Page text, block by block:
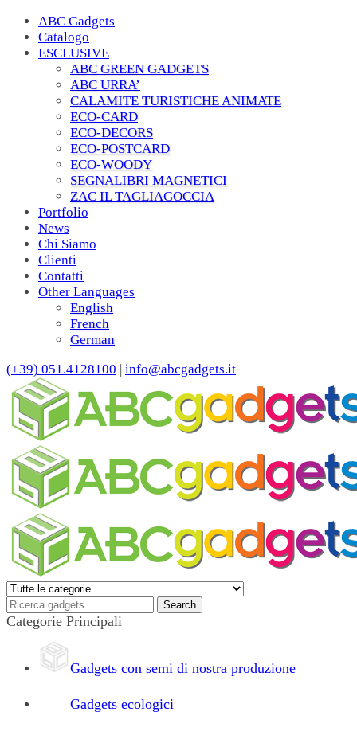
ABC Gadgets
Catalogo
ESCLUSIVE
ABC GREEN GADGETS
ABC URRA’
CALAMITE TURISTICHE ANIMATE
ECO-CARD
ECO-DECORS
ECO-POSTCARD
ECO-WOODY
SEGNALIBRI MAGNETICI
ZAC IL TAGLIAGOCCIA
Portfolio
News
Chi Siamo
Clienti
Contatti
Other Languages
English
French
German
(+39) 051.4128100 | info@abcgadgets.it
Categorie Principali
Gadgets con semi di nostra produzione
Gadgets ecologici